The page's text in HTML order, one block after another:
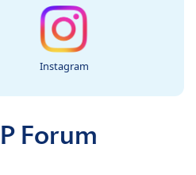
Instagram
Forum